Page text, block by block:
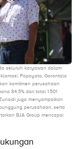
seluruh karyawan dalam
Popayato, Gorontalo
komitmen perusahaan
84,5% dari total 1.501
juga menyampaikan
perusahaan, serta
BJA Group mencapai